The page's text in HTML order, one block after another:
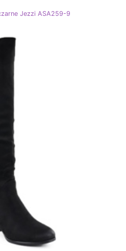
Jezzi ASA259-9